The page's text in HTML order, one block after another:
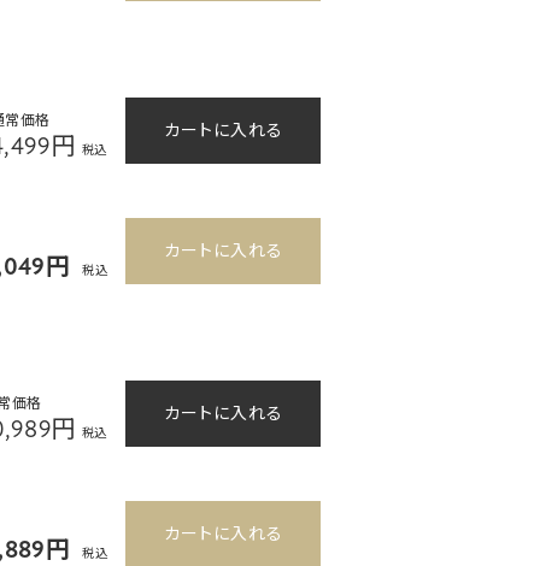
常価格
円 税込
カートに入れる
円 税込
カートに入れる
価格
円 税込
カートに入れる
円 税込
カートに入れる